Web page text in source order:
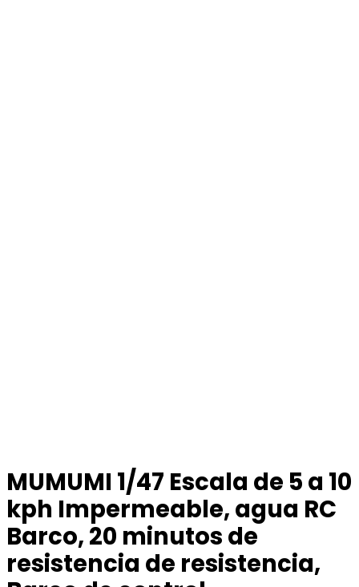
MUMUMI 1/47 Escala de 5 a 10
kph Impermeable, agua RC
Barco, 20 minutos de
resistencia de resistencia,